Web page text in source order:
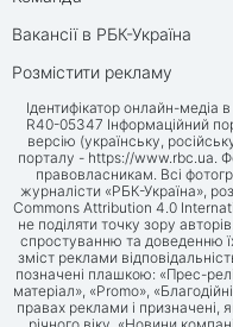
Вакансії в РБК-Україна
Розмістити рекламу
Ідентифікатор онлайн-медіа
R40-05347 Інформаційний
версію (українську,
порталу - https://www.rbc.ua.
правовласникам. Всі
журналісти «РБК-Україна»,
Commons Attribution 4.0
не поділяти точку зору
спростуванню та доведенню
зміст реклами
позначені плашкою: «Прес-
матеріал», «Promo»,
правах реклами і призначені,